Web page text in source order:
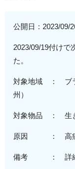
公開日： 2023/09/
2023/09/19付けで
た。
対象地域 ： ブ
州 ）
対象物品 ： 生
原因 ： 高病原
備考 ： 詳細